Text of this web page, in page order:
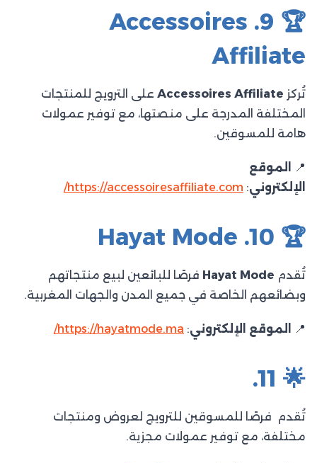
🏆 9. Accessoires
Affiliate
تُركز Accessoires Affiliate على الترويج للمنتجات
المختلفة المدرجة على منصتها، مع توفير عمولات
هامة للمسوقين.
📍
الموقع
الإلكتروني:
https://accessoiresaffiliate.com/
🏆 10. Hayat Mode
تُقدم Hayat Mode فرصًا للبائعين لبيع منتجاتهم
وبضائعهم الخاصة في جميع المدن والجهات المغربية.​
📍 الموقع الإلكتروني:
https://hayatmode.ma/
🌟 11.
تُقدم فرصًا للمسوقين للترويج لعروض ومنتجات
مختلفة، مع توفير عمولات مجزية.​